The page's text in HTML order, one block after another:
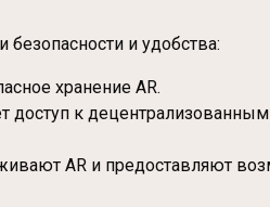
и удобства:
хранение AR.
доступ к
AR и предоставляют